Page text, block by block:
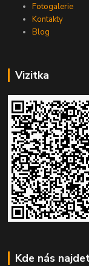
Fotogalerie
Kontakty
Blog
Vizitka
Kde nás